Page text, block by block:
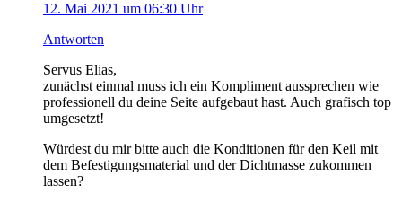
12. Mai 2021 um 06:30 Uhr
Antworten
Servus Elias,
zunächst einmal muss ich ein Kompliment aussprechen wie
professionell du deine Seite aufgebaut hast. Auch grafisch top
umgesetzt!
Würdest du mir bitte auch die Konditionen für den Keil mit
dem Befestigungsmaterial und der Dichtmasse zukommen
lassen?